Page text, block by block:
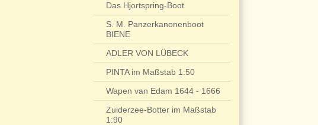
Das Hjortspring-Boot
S. M. Panzerkanonenboot
BIENE
ADLER VON LÜBECK
PINTA im Maßstab 1:50
Wapen van Edam 1644 - 1666
Zuiderzee-Botter im Maßstab
1:90